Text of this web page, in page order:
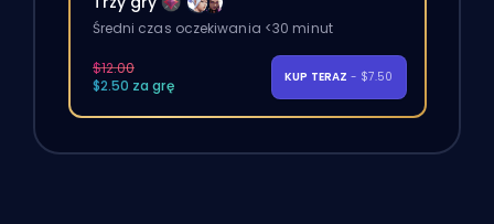
Średni czas oczekiwania <30 minut
$12.00
$2.50 za grę
KUP TERAZ - $7.50